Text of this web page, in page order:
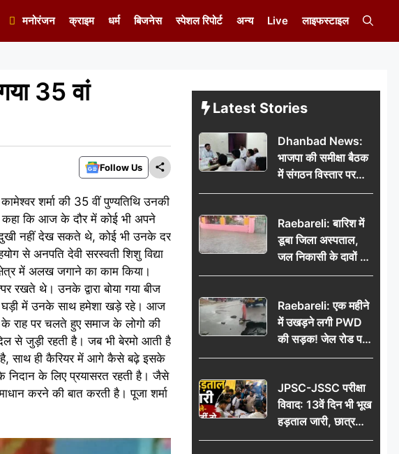
मनोरंजन क्राइम धर्म बिजनेस स्पेशल रिपोर्ट अन्य Live लाइफस्टाइल
35 वां
Follow Us
शर्मा की 35 वीं पुण्यतिथि उनकी
कहा कि आज के दौर में कोई भी अपने
दुखी नहीं देख सकते थे, कोई भी उनके दर
से अनपति देवी सरस्वती शिशु विद्या
क्षेत्र में अलख जगाने का काम किया।
थे। उनके द्वारा बोया गया बीज
घड़ी में उनके साथ हमेशा खड़े रहे। आज
राह पर चलते हुए समाज के लोगो की
से जुड़ी रहती है। जब भी बेरमो आती है
है, साथ ही कैरियर में आगे कैसे बढ़े इसके
निदान के लिए प्रयासरत रहती है। जैसे
करने की बात करती है। पूजा शर्मा
Latest Stories
Dhanbad News:
भाजपा की समीक्षा बैठक
में संगठन विस्तार पर
मंथन, बीडीओ से
जनसमस्याओं का विवरण
Raebareli: बारिश में
डूबा जिला अस्पताल,
जल निकासी के दावों की
खुली पोल
Raebareli: एक महीने
में उखड़ने लगी PWD
की सड़क! जेल रोड पर
गड्ढे ने खोली निर्माण
की उठी मांग
JPSC-JSSC परीक्षा
विवाद: 13वें दिन भी भूख
हड़ताल जारी, छात्र
बोले- जांच नहीं तो